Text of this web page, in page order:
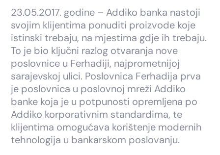
23.05.2017. godine – Addiko banka nastoji
svojim klijentima ponuditi proizvode koje
istinski trebaju, na mjestima gdje ih trebaju.
To je bio ključni razlog otvaranja nove
poslovnice u Ferhadiji, najprometnijoj
sarajevskoj ulici. Poslovnica Ferhadija prva
je poslovnica u poslovnoj mreži Addiko
banke koja je u potpunosti opremljena po
Addiko korporativnim standardima, te
klijentima omogućava korištenje modernih
tehnologija u bankarskom poslovanju.